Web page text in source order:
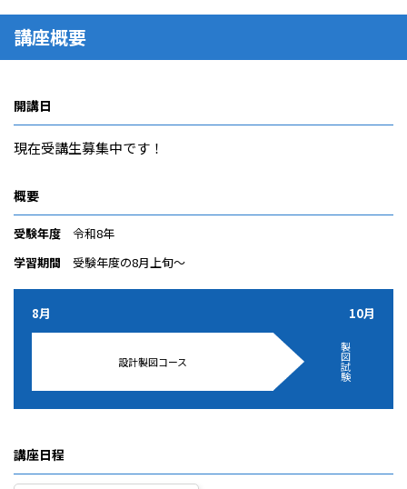
講座概要
開講日
現在受講生募集中です！
概要
受験年度
令和8年
学習期間
受験年度の8月上旬～
8月 10月
設計製図コース
製
図
試
験
講座日程